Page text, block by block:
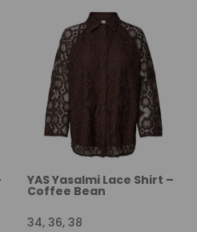
YAS Yasalmi Lace Shirt –
Coffee Bean
34, 36, 38